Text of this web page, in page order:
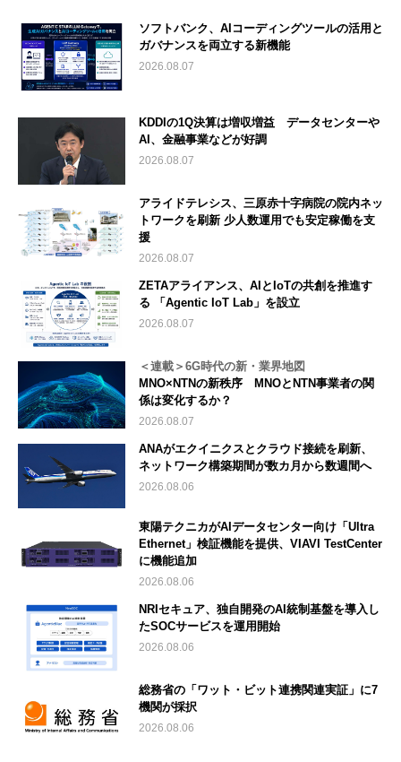
ソフトバンク、AIコーディングツールの活用と
ガバナンスを両立する新機能
2026.08.07
KDDIの1Q決算は増収増益 データセンターや
AI、金融事業などが好調
2026.08.07
アライドテレシス、三原赤十字病院の院内ネッ
トワークを刷新 少人数運用でも安定稼働を支
援
2026.08.07
ZETAアライアンス、AIとIoTの共創を推進す
る 「Agentic IoT Lab」を設立
2026.08.07
＜連載＞6G時代の新・業界地図
MNO×NTNの新秩序 MNOとNTN事業者の関
係は変化するか？
2026.08.07
ANAがエクイニクスとクラウド接続を刷新、
ネットワーク構築期間が数カ月から数週間へ
2026.08.06
東陽テクニカがAIデータセンター向け「Ultra
Ethernet」検証機能を提供、VIAVI TestCenter
に機能追加
2026.08.06
NRIセキュア、独自開発のAI統制基盤を導入し
たSOCサービスを運用開始
2026.08.06
総務省の「ワット・ビット連携関連実証」に7
機関が採択
2026.08.06